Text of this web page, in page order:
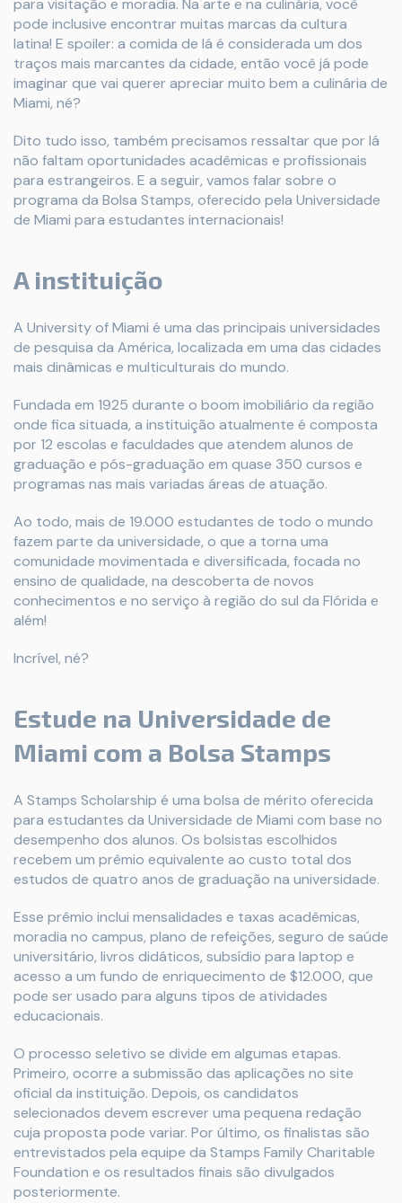
para visitação e moradia. Na arte e na culinária, você
pode inclusive encontrar muitas marcas da cultura
latina! E spoiler: a comida de lá é considerada um dos
traços mais marcantes da cidade, então você já pode
imaginar que vai querer apreciar muito bem a culinária de
Miami, né?
Dito tudo isso, também precisamos ressaltar que por lá
não faltam oportunidades acadêmicas e profissionais
para estrangeiros. E a seguir, vamos falar sobre o
programa da Bolsa Stamps, oferecido pela Universidade
de Miami para estudantes internacionais!
A instituição
A University of Miami é uma das principais universidades
de pesquisa da América, localizada em uma das cidades
mais dinâmicas e multiculturais do mundo.
Fundada em 1925 durante o boom imobiliário da região
onde fica situada, a instituição atualmente é composta
por 12 escolas e faculdades que atendem alunos de
graduação e pós-graduação em quase 350 cursos e
programas nas mais variadas áreas de atuação.
Ao todo, mais de 19.000 estudantes de todo o mundo
fazem parte da universidade, o que a torna uma
comunidade movimentada e diversificada, focada no
ensino de qualidade, na descoberta de novos
conhecimentos e no serviço à região do sul da Flórida e
além!
Incrível, né?
Estude na Universidade de
Miami com a Bolsa Stamps
A Stamps Scholarship é uma bolsa de mérito oferecida
para estudantes da Universidade de Miami com base no
desempenho dos alunos. Os bolsistas escolhidos
recebem um prêmio equivalente ao custo total dos
estudos de quatro anos de graduação na universidade.
Esse prêmio inclui mensalidades e taxas acadêmicas,
moradia no campus, plano de refeições, seguro de saúde
universitário, livros didáticos, subsídio para laptop e
acesso a um fundo de enriquecimento de $12.000, que
pode ser usado para alguns tipos de atividades
educacionais.
O processo seletivo se divide em algumas etapas.
Primeiro, ocorre a submissão das aplicações no site
oficial da instituição. Depois, os candidatos
selecionados devem escrever uma pequena redação
cuja proposta pode variar. Por último, os finalistas são
entrevistados pela equipe da Stamps Family Charitable
Foundation e os resultados finais são divulgados
posteriormente.